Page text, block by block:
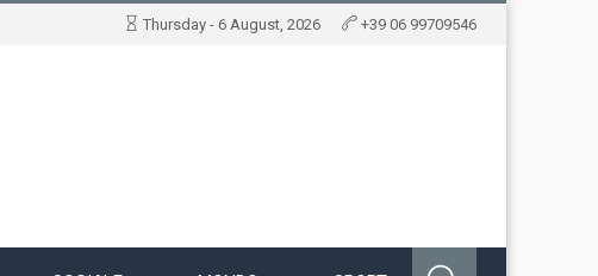
Thursday - 6 August, 2026 +39 06 99709546